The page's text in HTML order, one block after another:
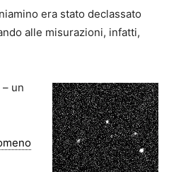
era stato declassato
alle misurazioni, infatti,
un